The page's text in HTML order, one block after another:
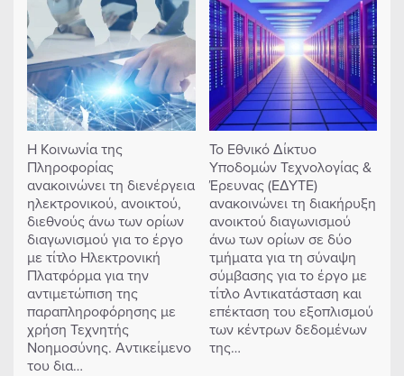
Η Κοινωνία της
Πληροφορίας
ανακοινώνει τη διενέργεια
ηλεκτρονικού, ανοικτού,
διεθνούς άνω των ορίων
διαγωνισμού για το έργο
με τίτλο Ηλεκτρονική
Πλατφόρμα για την
αντιμετώπιση της
παραπληροφόρησης με
χρήση Τεχνητής
Νοημοσύνης. Αντικείμενο
του δια…
Το Εθνικό Δίκτυο
Υποδομών Τεχνολογίας &
Έρευνας (ΕΔΥΤΕ)
ανακοινώνει τη διακήρυξη
ανοικτού διαγωνισμού
άνω των ορίων σε δύο
τμήματα για τη σύναψη
σύμβασης για το έργο με
τίτλο Αντικατάσταση και
επέκταση του εξοπλισμού
των κέντρων δεδομένων
της…